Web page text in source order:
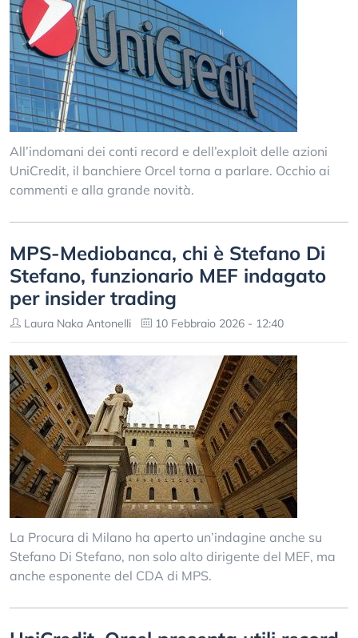
All’indomani dei conti record e dell’exploit delle azioni
UniCredit, il banchiere Orcel torna a parlare. Occhio ai
commenti e alla grande novità.
MPS-Mediobanca, chi è Stefano Di
Stefano, funzionario MEF indagato
per insider trading
Laura Naka Antonelli 10 Febbraio 2026 - 12:40
La Procura di Milano ha aperto un’indagine anche su
Stefano Di Stefano, non solo alto dirigente del MEF, ma
anche esponente del CDA di MPS.